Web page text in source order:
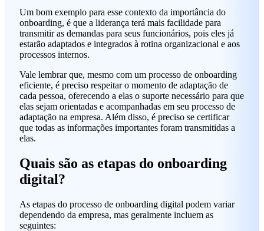
Um bom exemplo para esse contexto da importância do
onboarding, é que a liderança terá mais facilidade para
transmitir as demandas para seus funcionários, pois eles já
estarão adaptados e integrados à rotina organizacional e aos
processos internos.
Vale lembrar que, mesmo com um processo de onboarding
eficiente, é preciso respeitar o momento de adaptação de
cada pessoa, oferecendo a elas o suporte necessário para que
elas sejam orientadas e acompanhadas em seu processo de
adaptação na empresa. Além disso, é preciso se certificar
que todas as informações importantes foram transmitidas a
elas.
Quais são as etapas do onboarding
digital?
As etapas do processo de onboarding digital podem variar
dependendo da empresa, mas geralmente incluem as
seguintes: